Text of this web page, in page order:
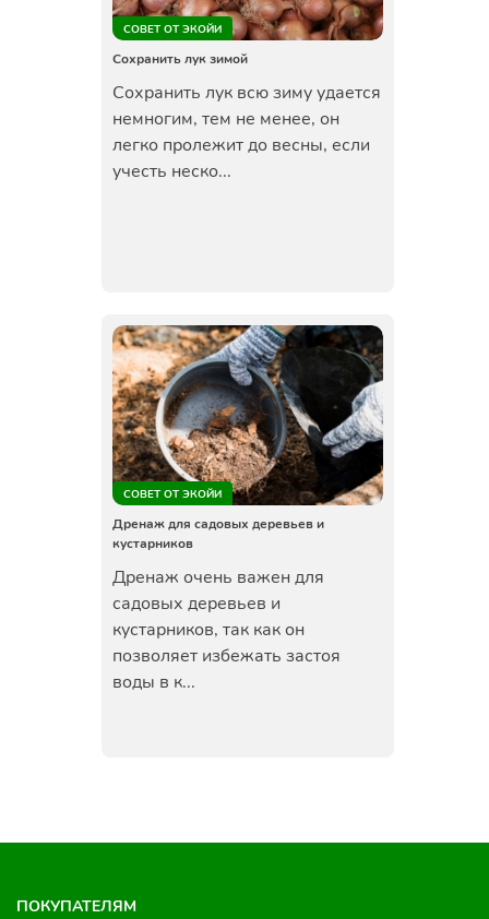
СОВЕТ ОТ ЭКОЙИ
Сохранить лук зимой
Сохранить лук всю зиму удается
немногим, тем не менее, он
легко пролежит до весны, если
учесть неско...
СОВЕТ ОТ ЭКОЙИ
Дренаж для садовых деревьев и
кустарников
Дренаж очень важен для
садовых деревьев и
кустарников, так как он
позволяет избежать застоя
воды в к...
ПОКУПАТЕЛЯМ